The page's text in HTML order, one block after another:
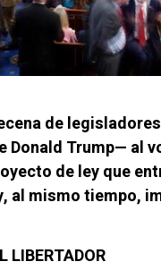
de
Donald Trump— al
de ley que
al mismo tiempo,
LIBERTADOR